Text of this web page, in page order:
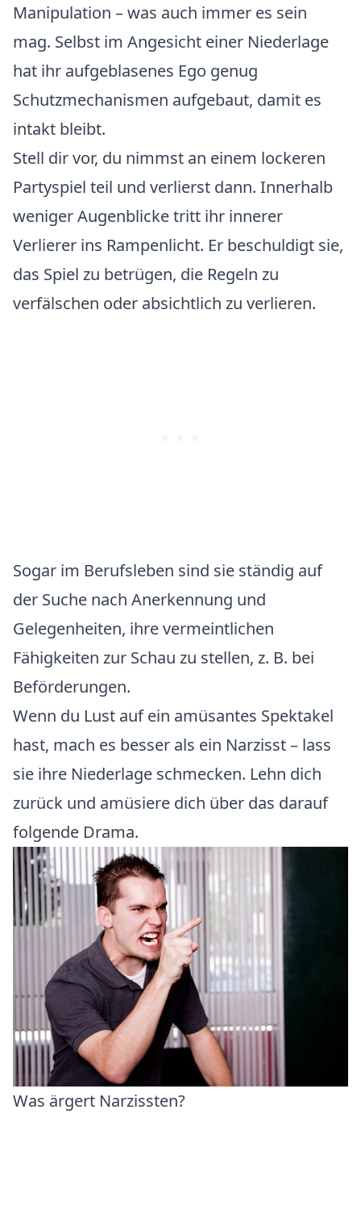
Manipulation – was auch immer es sein
mag. Selbst im Angesicht einer Niederlage
hat ihr aufgeblasenes Ego genug
Schutzmechanismen aufgebaut, damit es
intakt bleibt.
Stell dir vor, du nimmst an einem lockeren
Partyspiel teil und verlierst dann. Innerhalb
weniger Augenblicke tritt ihr innerer
Verlierer ins Rampenlicht. Er beschuldigt sie,
das Spiel zu betrügen, die Regeln zu
verfälschen oder absichtlich zu verlieren.
Sogar im Berufsleben sind sie ständig auf
der Suche nach Anerkennung und
Gelegenheiten, ihre vermeintlichen
Fähigkeiten zur Schau zu stellen, z. B. bei
Beförderungen.
Wenn du Lust auf ein amüsantes Spektakel
hast, mach es besser als ein Narzisst – lass
sie ihre Niederlage schmecken. Lehn dich
zurück und amüsiere dich über das darauf
folgende Drama.
Was ärgert Narzissten?